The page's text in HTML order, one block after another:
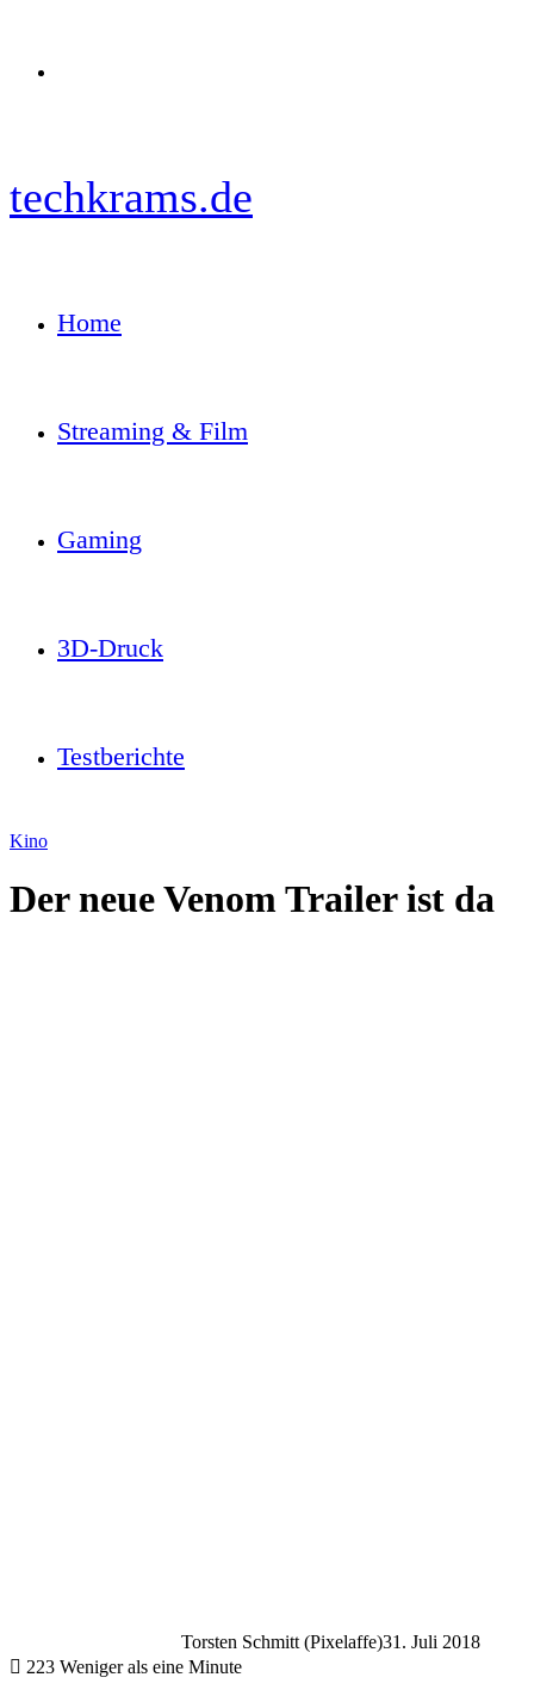
techkrams.de
Home
Streaming & Film
Gaming
3D-Druck
Testberichte
Kino
Der neue Venom Trailer ist da
Torsten Schmitt (Pixelaffe)31. Juli 2018
223 Weniger als eine Minute